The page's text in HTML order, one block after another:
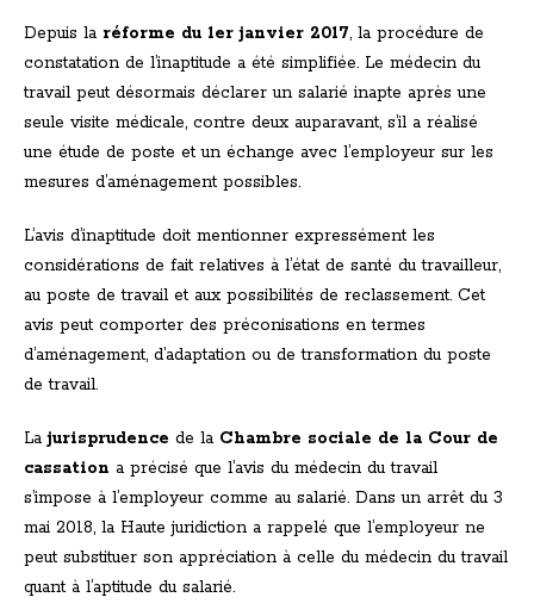
Depuis la réforme du 1er janvier 2017, la procédure de
constatation de l’inaptitude a été simplifiée. Le médecin du
travail peut désormais déclarer un salarié inapte après une
seule visite médicale, contre deux auparavant, s’il a réalisé
une étude de poste et un échange avec l’employeur sur les
mesures d’aménagement possibles.
L’avis d’inaptitude doit mentionner expressément les
considérations de fait relatives à l’état de santé du travailleur,
au poste de travail et aux possibilités de reclassement. Cet
avis peut comporter des préconisations en termes
d’aménagement, d’adaptation ou de transformation du poste
de travail.
Lajurisprudence de la Chambre sociale de la Cour de
cassation a précisé que l’avis du médecin du travail
s’impose à l’employeur comme au salarié. Dans un arrêt du 3
mai 2018, la Haute juridiction a rappelé que l’employeur ne
peut substituer son appréciation à celle du médecin du travail
quant à l’aptitude du salarié.